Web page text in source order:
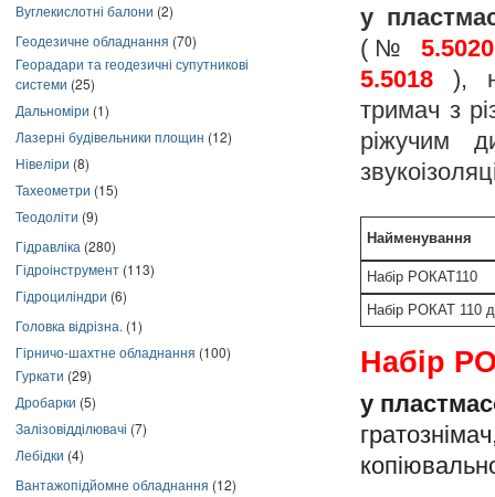
Вуглекислотні балони (2)
Геодезичне обладнання (70)
Георадари та геодезичні супутникові
системи (25)
Дальноміри (1)
Лазерні будівельники площин (12)
Нівеліри (8)
Тахеометри (15)
Теодоліти (9)
Гідравліка (280)
Гідроінструмент (113)
Гідроциліндри (6)
Головка відрізна. (1)
Гірничо-шахтне обладнання (100)
Гуркати (29)
Дробарки (5)
Залізовідділювачі (7)
Лебідки (4)
Вантажопідйомне обладнання (12)
у
(№ 5.5020
5.5018 ),
тримач з
Найменування
Набір РОКАТ110
Набір РОКАТ 110
Набір
у